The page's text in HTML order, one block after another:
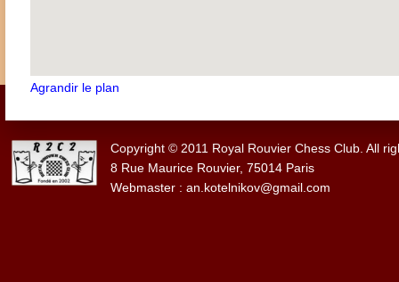
Agrandir le plan
Copyright © 2011 Royal Rouvier Chess Club. All
8 Rue Maurice Rouvier, 75014 Paris
Webmaster : an.kotelnikov@gmail.com